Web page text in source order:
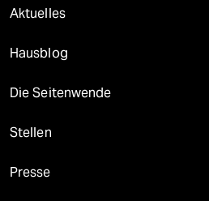
Aktuelles
Hausblog
Die Seitenwende
Stellen
Presse